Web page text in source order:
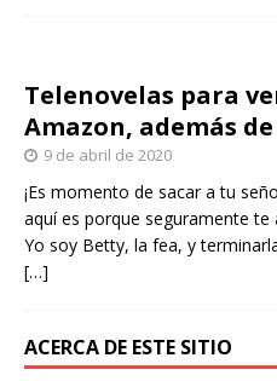
Telenovelas para
Amazon, además de
9 de abril de 2020
¡Es momento de sacar a tu
aquí es porque seguramente
Yo soy Betty, la fea, y
[…]
ACERCA DE ESTE SITIO